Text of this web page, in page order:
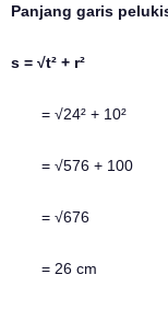
Panjang garis
s = √t² + r²
= √24² + 10²
= √576 + 100
= √676
= 26 cm